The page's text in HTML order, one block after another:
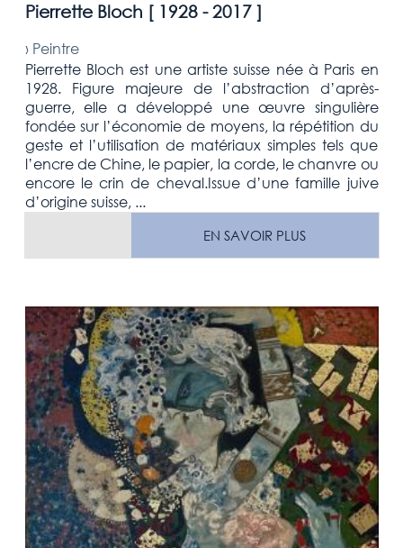
Pierrette Bloch [ 1928 - 2017]
› Peintre
Pierrette Bloch est une artiste suisse née à Paris en
1928. Figure majeure de l’abstraction d’après-
guerre, elle a développé une œuvre singulière
fondée sur l’économie de moyens, la répétition du
geste et l’utilisation de matériaux simples tels que
l’encre de Chine, le papier, la corde, le chanvre ou
encore le crin de cheval.Issue d’une famille juive
d’origine suisse, ...
EN SAVOIR PLUS